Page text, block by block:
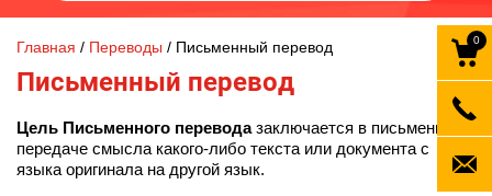
0
Главная / Переводы / Письменный перевод
Письменный перевод
Цель Письменного переводазаключается в письменной
передаче смысла какого-либо текста или документа с
языка оригинала на другой язык.